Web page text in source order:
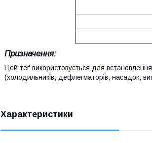
Призначення:
Цей теґ використовується для
(холодильників, дефлегматорів, насадок,
Характеристики